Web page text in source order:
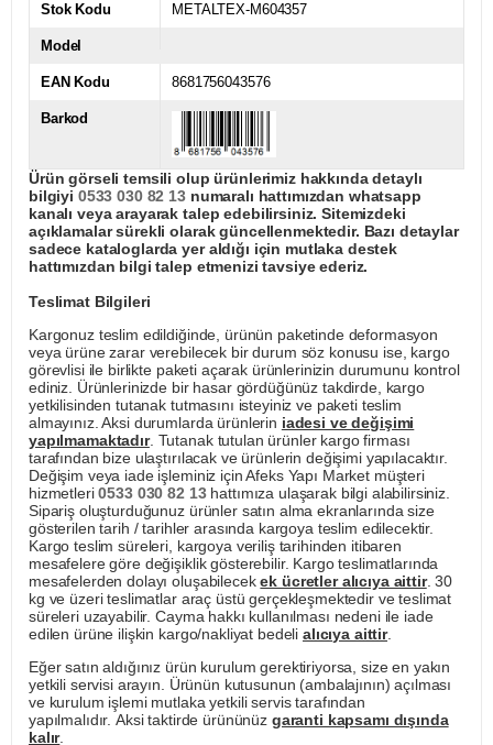
Stok Kodu METALTEX-M604357
Model
EAN Kodu 8681756043576
Barkod
Ürün görseli temsili olup ürünlerimiz hakkında detaylı
bilgiyi 0533 030 82 13numaralı hattımızdan whatsapp
kanalı veya arayarak talep edebilirsiniz. Sitemizdeki
açıklamalar sürekli olarak güncellenmektedir. Bazı detaylar
sadece kataloglarda yer aldığı için mutlaka destek
hattımızdan bilgi talep etmenizi tavsiye ederiz.
Teslimat Bilgileri
Kargonuz teslim edildiğinde, ürünün paketinde deformasyon
veya ürüne zarar verebilecek bir durum söz konusu ise, kargo
görevlisi ile birlikte paketi açarak ürünlerinizin durumunu kontrol
ediniz. Ürünlerinizde bir hasar gördüğünüz takdirde, kargo
yetkilisinden tutanak tutmasını isteyiniz ve paketi teslim
almayınız. Aksi durumlarda ürünlerin iadesi ve değişimi
yapılmamaktadır. Tutanak tutulan ürünler kargo firması
tarafından bize ulaştırılacak ve ürünlerin değişimi yapılacaktır.
Değişim veya iade işleminiz için Afeks Yapı Market müşteri
hizmetleri0533 030 82 13hattımıza ulaşarak bilgi alabilirsiniz.
Sipariş oluşturduğunuz ürünler satın alma ekranlarında size
gösterilen tarih / tarihler arasında kargoya teslim edilecektir.
Kargo teslim süreleri, kargoya veriliş tarihinden itibaren
mesafelere göre değişiklik gösterebilir. Kargo teslimatlarında
mesafelerden dolayı oluşabilecekek ücretler alıcıya aittir. 30
kg ve üzeri teslimatlar araç üstü gerçekleşmektedir ve teslimat
süreleri uzayabilir. Cayma hakkı kullanılması nedeni ile iade
edilen ürüne ilişkin kargo/nakliyat bedeli alıcıya aittir.
Eğer satın aldığınız ürün kurulum gerektiriyorsa, size en yakın
yetkili servisi arayın. Ürünün kutusunun (ambalajının) açılması
ve kurulum işlemi mutlaka yetkili servis tarafından
yapılmalıdır. Aksi taktirde ürününüz garanti kapsamı dışında
kalır.